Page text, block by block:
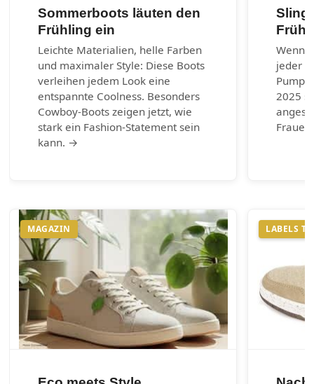
Sommerboots läuten den
Frühling ein
Leichte Materialien, helle Farben
und maximaler Style: Diese Boots
verleihen jedem Look eine
entspannte Coolness. Besonders
Cowboy-Boots zeigen jetzt, wie
stark ein Fashion-Statement sein
kann. →
Wenn
jeder
2025
MAGAZIN LABELS